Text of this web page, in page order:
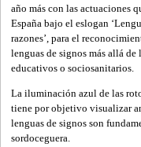
año más con las actuaciones
España bajo el eslogan
razones’, para el
lenguas de signos más allá
educativos o sociosanitarios.
La iluminación azul de las
tiene por objetivo visualizar
lenguas de signos son
sordoceguera.